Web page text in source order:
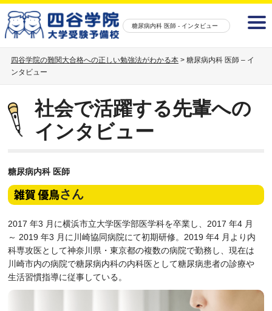
糖尿病内科 医師 - インタビュー
四谷学院の難関大合格への正しい勉強法がわかる本> 糖尿病内科 医師 – イ
ンタビュー
社会で活躍する先輩への
インタビュー
糖尿病内科 医師
さん
2017 年3 月に横浜市立大学医学部医学科を卒業し、2017 年4 月
～ 2019 年3 月に川崎協同病院にて初期研修。2019 年4 月より内
科専攻医として神奈川県・東京都の複数の病院で勤務し、現在は
川崎市内の病院で糖尿病内科の内科医として糖尿病患者の診療や
生活習慣指導に従事している。